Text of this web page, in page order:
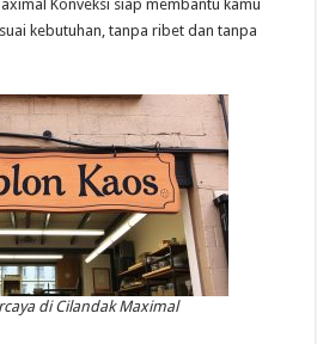
Konveksi siap membantu kamu
kebutuhan, tanpa ribet dan tanpa
di Cilandak Maximal